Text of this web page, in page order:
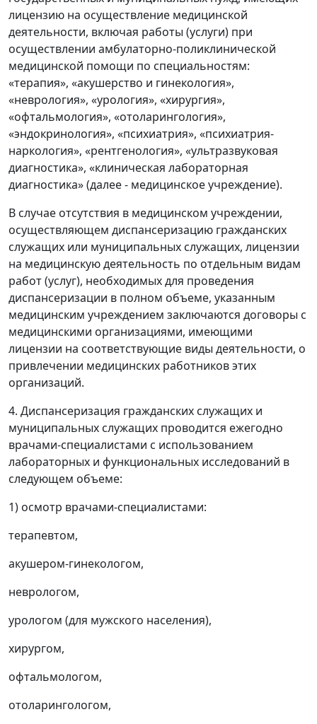
лицензию на осуществление медицинской
деятельности, включая работы (услуги) при
осуществлении амбулаторно-поликлинической
медицинской помощи по специальностям:
«терапия», «акушерство и гинекология»,
«неврология», «урология», «хирургия»,
«офтальмология», «отоларингология»,
«эндокринология», «психиатрия», «психиатрия-
наркология», «рентгенология», «ультразвуковая
диагностика», «клиническая лабораторная
диагностика» (далее - медицинское учреждение).
В случае отсутствия в медицинском учреждении,
осуществляющем диспансеризацию гражданских
служащих или муниципальных служащих, лицензии
на медицинскую деятельность по отдельным видам
работ (услуг), необходимых для проведения
диспансеризации в полном объеме, указанным
медицинским учреждением заключаются договоры с
медицинскими организациями, имеющими
лицензии на соответствующие виды деятельности, о
привлечении медицинских работников этих
организаций.
4. Диспансеризация гражданских служащих и
муниципальных служащих проводится ежегодно
врачами-специалистами с использованием
лабораторных и функциональных исследований в
следующем объеме:
1) осмотр врачами-специалистами:
терапевтом,
акушером-гинекологом,
неврологом,
урологом (для мужского населения),
хирургом,
офтальмологом,
отоларингологом,